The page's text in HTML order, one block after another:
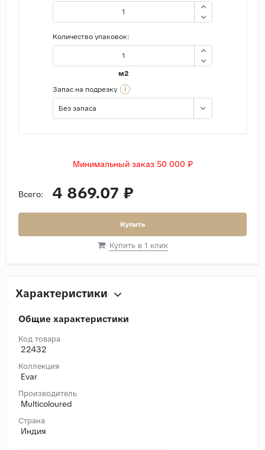
Количество упаковок:
м2
Запас на подрезку
i
Без запаса
Минимальный заказ 50 000 ₽
Всего: 4 869.07 ₽
Купить
Купить в 1 клик
Характеристики
Общие характеристики
Код товара
22432
Коллекция
Evar
Производитель
Multicoloured
Страна
Индия